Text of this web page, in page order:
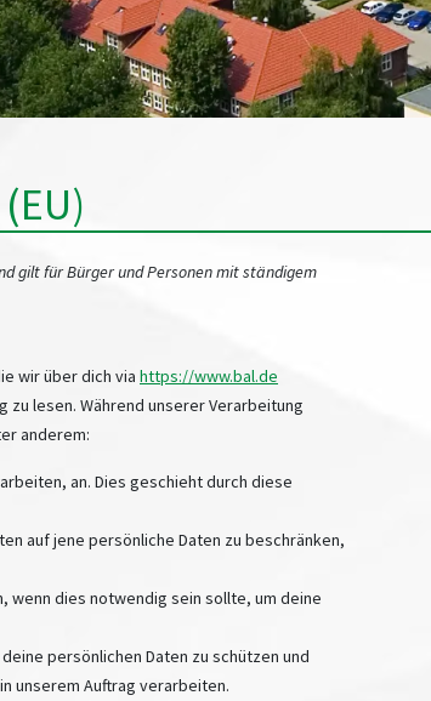
gilt für Bürger und Personen mit ständigem
wir über dich via https://www.bal.de
lesen. Während unserer Verarbeitung
anderem:
an. Dies geschieht durch diese
auf jene persönliche Daten zu beschränken,
wenn dies notwendig sein sollte, um deine
persönlichen Daten zu schützen und
unserem Auftrag verarbeiten.